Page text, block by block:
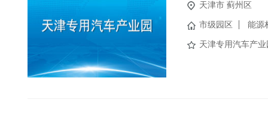
天津市 蓟州区
市级园区 能源
天津专用汽车产